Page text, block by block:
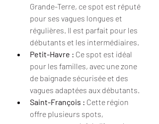
Grande-Terre, ce spot est réputé
pour ses vagues longues et
régulières. Il est parfait pour les
débutants et les intermédiaires.
Petit-Havre : Ce spot est idéal
pour les familles, avec une zone
de baignade sécurisée et des
vagues adaptées aux débutants.
Saint-François : Cette région
offre plusieurs spots,